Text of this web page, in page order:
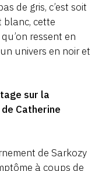
de gris, c’est soit
blanc, cette
ressent en
univers en noir et
sur la
Catherine
de Sarkozy
à coups de